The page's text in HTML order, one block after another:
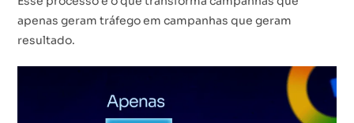
apenas geram tráfego em campanhas que geram
resultado.